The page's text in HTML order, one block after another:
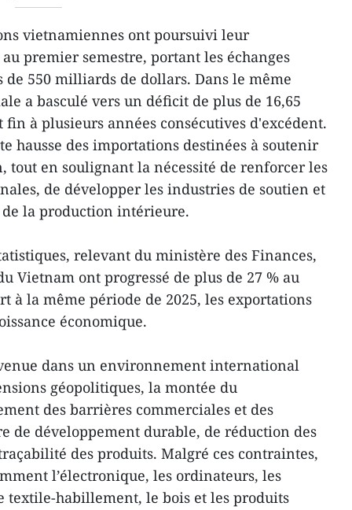
vietnamiennes ont poursuivi leur
premier semestre, portant les échanges
de 550 milliards de dollars. Dans le même
a basculé vers un déficit de plus de 16,65
à plusieurs années consécutives d'excédent.
hausse des importations destinées à soutenir
tout en soulignant la nécessité de renforcer les
de développer les industries de soutien et
la production intérieure.
relevant du ministère des Finances,
Vietnam ont progressé de plus de 27 % au
à la même période de 2025, les exportations
économique.
dans un environnement international
géopolitiques, la montée du
des barrières commerciales et des
de développement durable, de réduction des
des produits. Malgré ces contraintes,
l’électronique, les ordinateurs, les
textile-habillement, le bois et les produits